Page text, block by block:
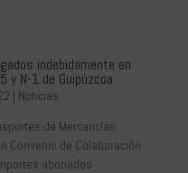
indebidamente en
N-1 de Guipúzcoa
| Noticias
de Mercancías
Convenio de Colaboración
abonados